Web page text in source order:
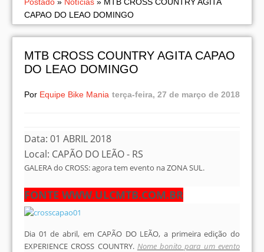
CAPAO DO LEAO DOMINGO
MTB CROSS COUNTRY AGITA CAPAO
DO LEAO DOMINGO
Por Equipe Bike Mania terça-feira, 27 de março de 2018
Data: 01 ABRIL 2018
Local: CAPÃO DO LEÃO - RS
GALERA do CROSS: agora tem evento na ZONA SUL.
FONTE WWW.ULCMTB.COM.BR
Dia 01 de abril, em CAPÃO DO LEÃO, a primeira edição do
EXPERIENCE CROSS COUNTRY. Nome bonito para um evento